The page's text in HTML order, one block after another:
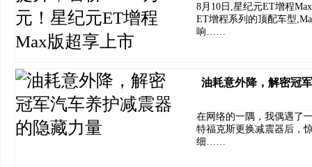
8月10日,星纪元ET增程
ET增程系列的顶配车型
响……
油耗意外降，解密冠
在网络的一隅，我偶遇了
特福克斯更换减震器后，
细……